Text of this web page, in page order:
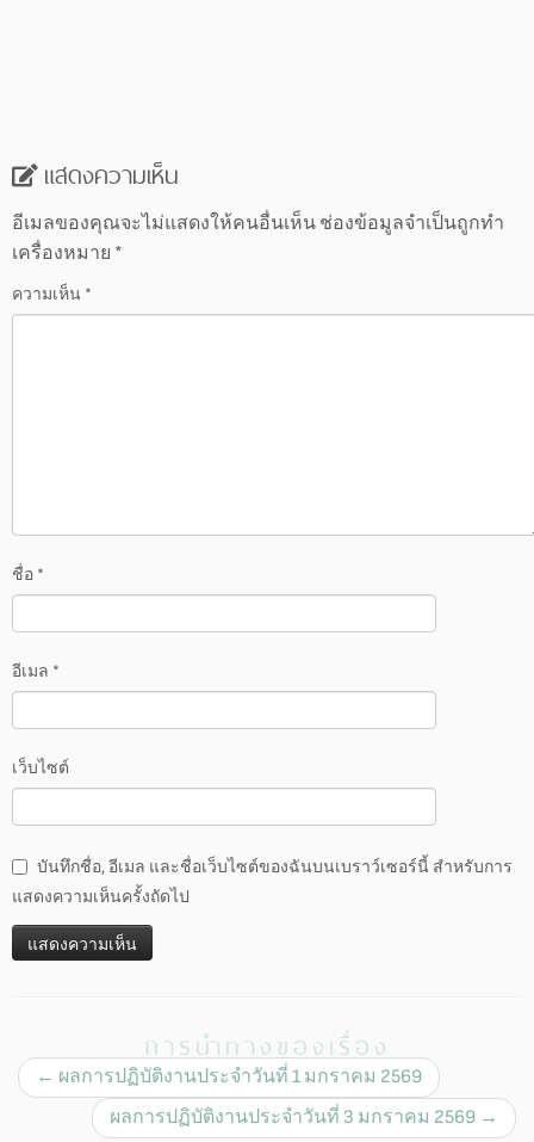
แสดงความเห็น
อีเมลของคุณจะไม่แสดงให้คนอื่นเห็น ช่องข้อมูลจำเป็นถูกทำ
เครื่องหมาย *
ความเห็น *
ชื่อ *
อีเมล *
เว็บไซต์
บันทึกชื่อ, อีเมล และชื่อเว็บไซต์ของฉันบนเบราว์เซอร์นี้ สำหรับการ
แสดงความเห็นครั้งถัดไป
การนำทางของเรื่อง
← ผลการปฏิบัติงานประจำวันที่ 1 มกราคม 2569
ผลการปฏิบัติงานประจำวันที่ 3 มกราคม 2569 →